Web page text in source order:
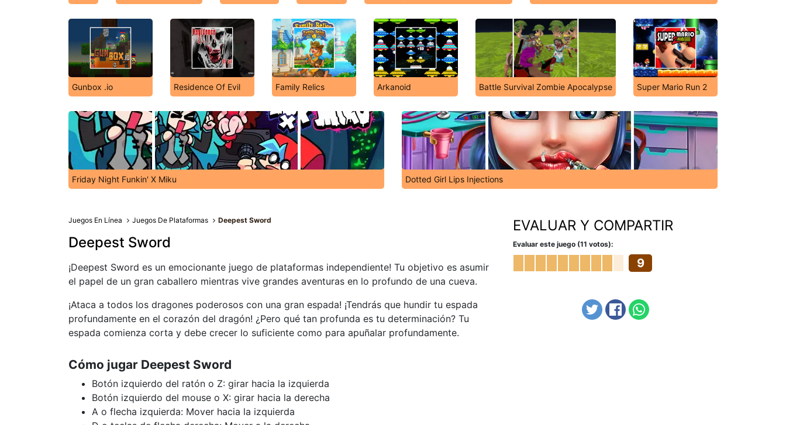
Gunbox .io Residence Of Evil Family Relics Arkanoid Battle Survival Zombie Apocalypse Super Mario Run 2
Friday Night Funkin' X Miku Dotted Girl Lips Injections
Juegos En Línea Juegos De Plataformas Deepest Sword
Deepest Sword
¡Deepest Sword es un emocionante juego de plataformas independiente! Tu objetivo es asumir
el papel de un gran caballero mientras vive grandes aventuras en lo profundo de una cueva.
¡Ataca a todos los dragones poderosos con una gran espada! ¡Tendrás que hundir tu espada
profundamente en el corazón del dragón! ¿Pero qué tan profunda es tu determinación? Tu
espada comienza corta y debe crecer lo suficiente como para apuñalar profundamente.
Cómo jugar Deepest Sword
Botón izquierdo del ratón o Z: girar hacia la izquierda
Botón izquierdo del mouse o X: girar hacia la derecha
A o flecha izquierda: Mover hacia la izquierda
EVALUAR Y COMPARTIR
Evaluar este juego (11 votos):
9